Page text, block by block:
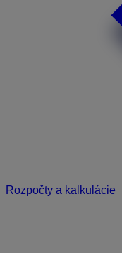
Rozpočty a kalkulácie